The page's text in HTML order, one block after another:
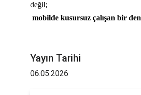
değil;
mobilde kusursuz çalışan bir
Yayın Tarihi
06.05.2026